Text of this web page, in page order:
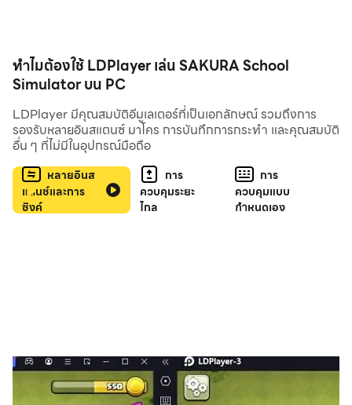
SELECT COSTUME: เปลี่ยนเสื้อผ้าหรือเปลี่ยนทรงผม
ทำไมต้องใช้ LDPlayer เล่น SAKURA School
Simulator บน PC
LDPlayer มีคุณสมบัติอีมูเลเตอร์ที่เป็นเอกลักษณ์ รวมถึงการ
รองรับหลายอินสแตนซ์ มาโคร การบันทึกการกระทำ และคุณสมบัติ
อื่น ๆ ที่ไม่มีในอุปกรณ์มือถือ
หลายอินส
แตนซ์และการ
ซิงค์
การ
ควบคุมระยะ
ไกล
การ
ควบคุมแบบ
กำหนดเอง